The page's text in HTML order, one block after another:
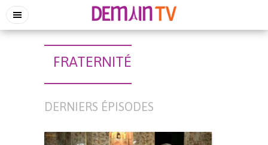
FRATERNITÉ
DERNIERS ÉPISODES